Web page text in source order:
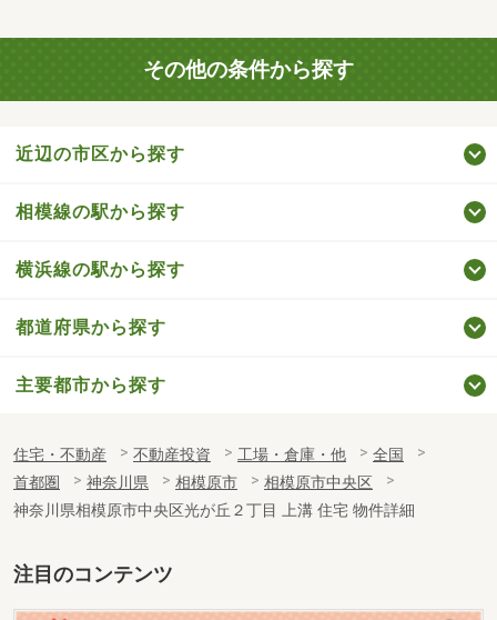
その他の条件から探す
近辺の市区から探す
相模線の駅から探す
横浜線の駅から探す
都道府県から探す
主要都市から探す
住宅・不動産 不動産投資 工場・倉庫・他
全国
首都圏
神奈川県 相模原市
相模原市中央区
神奈川県相模原市中央区光が丘２丁目 上溝 住宅 物件詳細
注目のコンテンツ